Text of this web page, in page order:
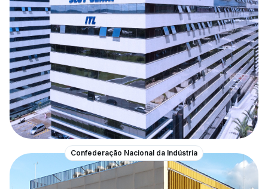
Confederação Nacional da Indústria